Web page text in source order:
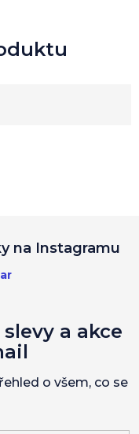
na Instagramu
a akce
o všem, co se